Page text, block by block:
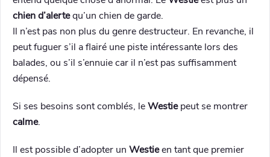
chien d’alertequ’un chien de garde.
Il n’est pas non plus du genre destructeur. En revanche, il
peut fuguer s’il a flairé une piste intéressante lors des
balades, ou s’il s’ennuie car il n’est pas suffisamment
dépensé.
Si ses besoins sont comblés, leWestiepeut se montrer
calme.
Il est possible d’adopter un Westieen tant que premier